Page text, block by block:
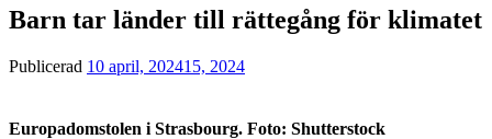
Barn tar länder till rättegång för klimatet
Publicerad 10 april, 202415, 2024
Europadomstolen i Strasbourg. Foto: Shutterstock